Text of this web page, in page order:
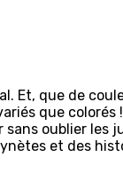
Et, que de
que colorés
oublier les
et des